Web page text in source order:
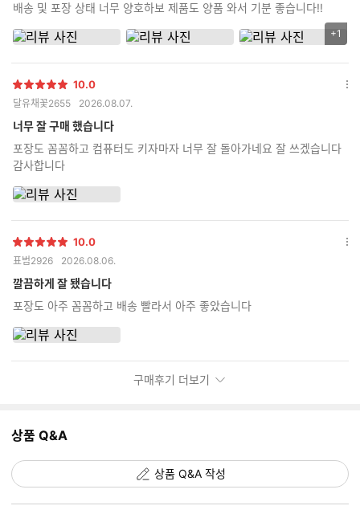
배송 및 포장 상태 너무 양호하보 제품도 양품 와서 기분 좋습니다!!
리
갯
+1
별
점
10.0
달유채꽃2655 2026.08.07.
너무 잘 구매 했습니다
포장도 꼼꼼하고 컴퓨터도 키자마자 너무 잘 돌아가네요 잘 쓰겠습니다
감사합니다
옵
별
점
10.0
표범2926 2026.08.06.
깔끔하게 잘 됐습니다
포장도 아주 꼼꼼하고 배송 빨라서 아주 좋았습니다
옵
구매후기 더보기
상품 Q&A
상품 Q&A 작성